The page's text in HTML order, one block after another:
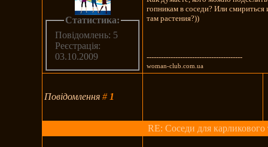
Статистика:
Повідомлень: 5
Реєстрація:
03.10.2009
гопникам в соседи? Или
там растения?))
----------------------------------------
woman-club.com.ua
Повідомлення# 1
RE: Соседи для карликового